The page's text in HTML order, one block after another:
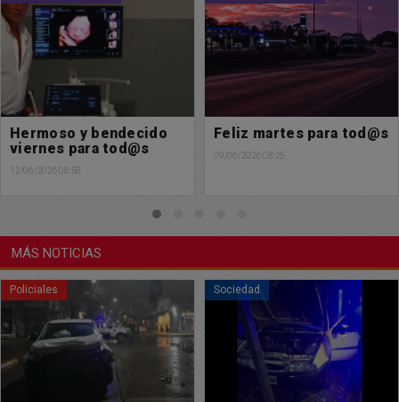
Feliz martes para tod@s
09/06/2026 08:25
Muy feliz comienzo de
semana para tod@s
MÁS NOTICIAS
Sociedad Sociedad